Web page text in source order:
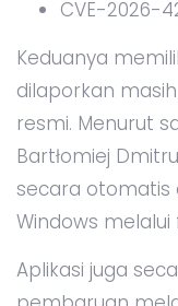
CVE-2026-
Keduanya
dilaporkan
resmi. Menurut
Bartłomiej
secara otomatis
Windows
Aplikasi juga